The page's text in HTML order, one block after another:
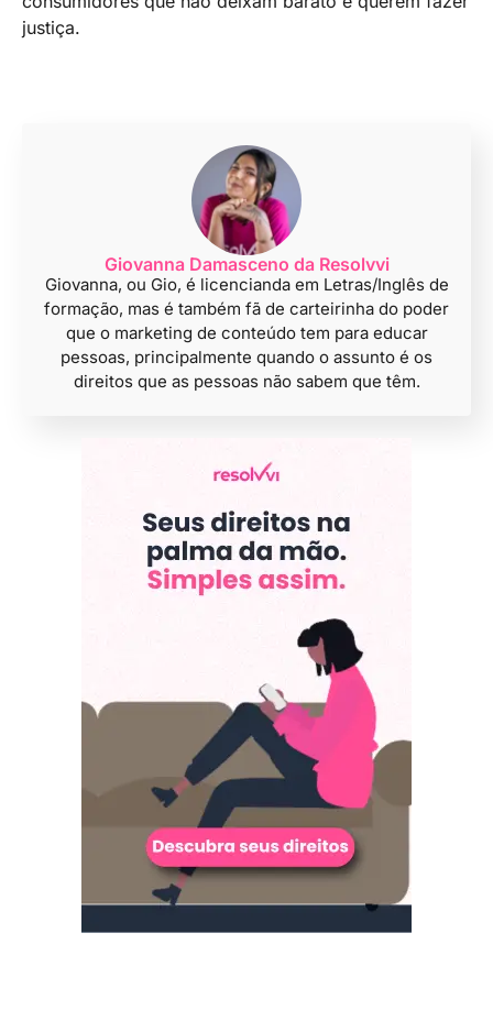
justiça.
Giovanna Damasceno da Resolvvi
Giovanna, ou Gio, é licencianda em Letras/Inglês de
formação, mas é também fã de carteirinha do poder
que o marketing de conteúdo tem para educar
pessoas, principalmente quando o assunto é os
direitos que as pessoas não sabem que têm.